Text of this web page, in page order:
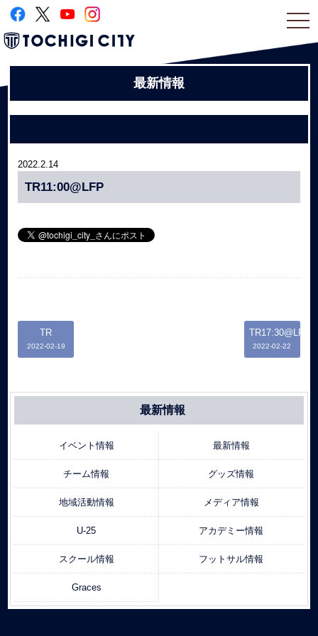
最新情報
2022.2.14
TR11:00@LFP
TR
2022-02-19
TR17:30@LFP
2022-02-22
最新情報
イベント情報 最新情報
チーム情報 グッズ情報
地域活動情報 メディア情報
U-25 アカデミー情報
スクール情報 フットサル情報
Graces